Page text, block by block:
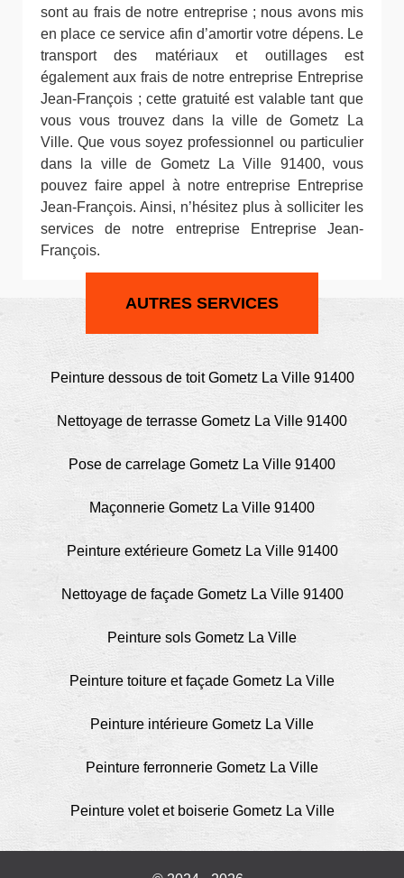
sont au frais de notre entreprise ; nous avons mis
en place ce service afin d’amortir votre dépens. Le
transport des matériaux et outillages est
également aux frais de notre entreprise Entreprise
Jean-François ; cette gratuité est valable tant que
vous vous trouvez dans la ville de Gometz La
Ville. Que vous soyez professionnel ou particulier
dans la ville de Gometz La Ville 91400, vous
pouvez faire appel à notre entreprise Entreprise
Jean-François. Ainsi, n’hésitez plus à solliciter les
services de notre entreprise Entreprise Jean-
François.
AUTRES SERVICES
Peinture dessous de toit Gometz La Ville 91400
Nettoyage de terrasse Gometz La Ville 91400
Pose de carrelage Gometz La Ville 91400
Maçonnerie Gometz La Ville 91400
Peinture extérieure Gometz La Ville 91400
Nettoyage de façade Gometz La Ville 91400
Peinture sols Gometz La Ville
Peinture toiture et façade Gometz La Ville
Peinture intérieure Gometz La Ville
Peinture ferronnerie Gometz La Ville
Peinture volet et boiserie Gometz La Ville